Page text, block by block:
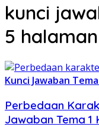
kunci
5
Kunci Jawaban
Perbedaan
Jawaban Tema 1